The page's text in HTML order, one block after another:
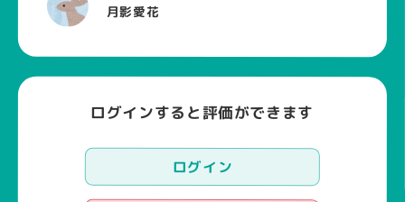
月影愛花
ログインすると評価ができます
ログイン